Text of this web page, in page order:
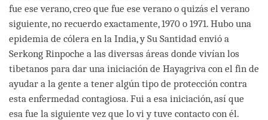
fue ese verano, creo que fue ese verano o quizás el verano
siguiente, no recuerdo exactamente, 1970 o 1971. Hubo una
epidemia de cólera en la India, y Su Santidad envió a
Serkong Rinpoche a las diversas áreas donde vivían los
tibetanos para dar una iniciación de Hayagriva con el fin de
ayudar a la gente a tener algún tipo de protección contra
esta enfermedad contagiosa. Fui a esa iniciación, así que
esa fue la siguiente vez que lo vi y tuve contacto con él.